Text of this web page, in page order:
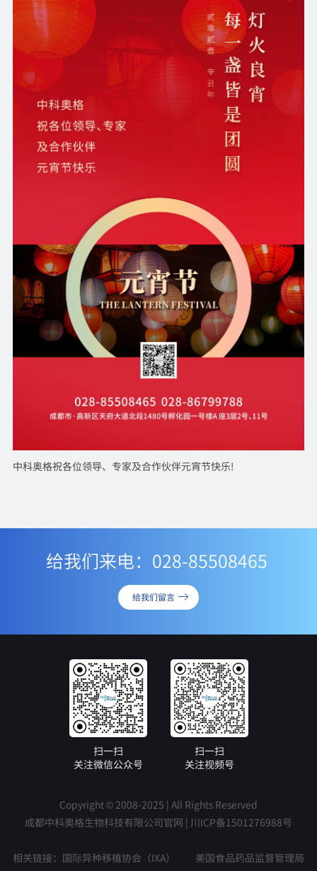
中科奥格祝各位领导、专家及合作伙伴元宵节快乐!
给我们来电：028-85508465
给我们留言
扫一扫
关注微信公众号
扫一扫
关注视频号
Copyright © 2008-2025 | All Rights Reserved
成都中科奥格生物科技有限公司官网 | 川ICP备1501276988号
相关链接： 国际异种移植协会（IXA）
美国食品药品监督管理局